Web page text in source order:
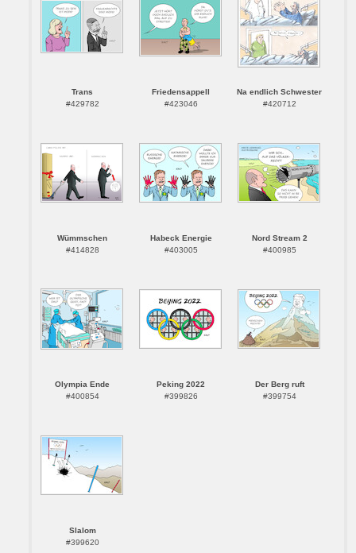
Trans
#429782
Friedensappell
#423046
Na endlich Schwester
#420712
Wümmschen
#414828
Habeck Energie
#403005
Nord Stream 2
#400985
Olympia Ende
#400854
Peking 2022
#399826
Der Berg ruft
#399754
Slalom
#399620